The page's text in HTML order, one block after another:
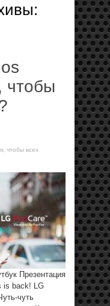
чтобы
чтобы всех
Презентация
is back! LG
чуть